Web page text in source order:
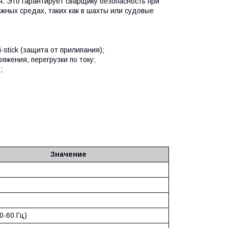
средах, таких как в шахты или судовые
(защита от прилипания);
перегрузки по току;
Значение
60 Гц)